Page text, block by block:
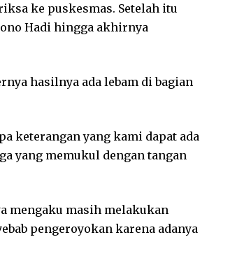
ke puskesmas. Setelah itu
Hadi hingga akhirnya
hasilnya ada lebam di bagian
keterangan yang kami dapat ada
yang memukul dengan tangan
mengaku masih melakukan
pengeroyokan karena adanya